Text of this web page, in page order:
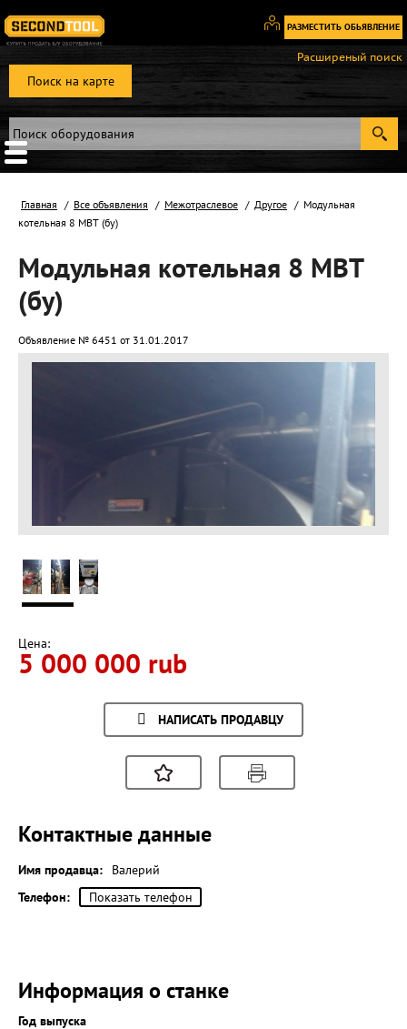
РАЗМЕСТИТЬ ОБЬЯВЛЕНИЕ
Вход
Регистрация
Поиск на карте
Расширеный поиск
Главная Все объявления Межотраслевое Другое
Модульная
котельная 8 МВТ (бу)
Модульная котельная 8 МВТ
(бу)
Объявление № 6451 от 31.01.2017
Цена:
5 000 000 rub
НАПИСАТЬ ПРОДАВЦУ
Контактные данные
Имя продавца:
Валерий
Телефон:
Показать телефон
Информация о станке
Год выпуска